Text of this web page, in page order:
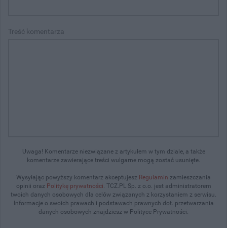
Treść komentarza
Uwaga! Komentarze niezwiązane z artykułem w tym dziale, a także
komentarze zawierające treści wulgarne mogą zostać usunięte.
Wysyłając powyższy komentarz akceptujesz Regulamin zamieszczania
opinii oraz Politykę prywatności. TCZ.PL Sp. z o.o. jest administratorem
twoich danych osobowych dla celów związanych z korzystaniem z serwisu.
Informacje o swoich prawach i podstawach prawnych dot. przetwarzania
danych osobowych znajdziesz w Polityce Prywatności.